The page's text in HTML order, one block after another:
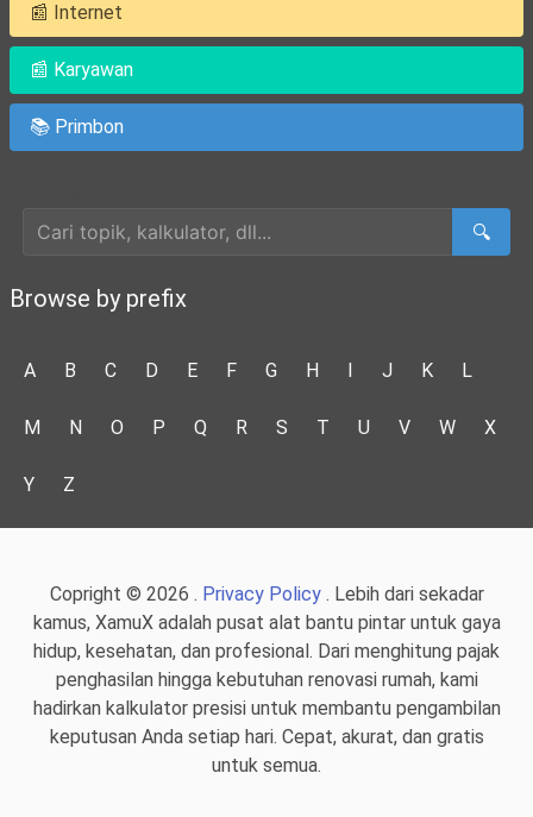
📰 Internet
📰 Karyawan
📚 Primbon
🔍
Browse by prefix
A B C D E F G H I J K L
M N O P Q R S T U V W X
Y Z
Copright © 2026 . Privacy Policy. Lebih dari sekadar
kamus, XamuX adalah pusat alat bantu pintar untuk gaya
hidup, kesehatan, dan profesional. Dari menghitung pajak
penghasilan hingga kebutuhan renovasi rumah, kami
hadirkan kalkulator presisi untuk membantu pengambilan
keputusan Anda setiap hari. Cepat, akurat, dan gratis
untuk semua.